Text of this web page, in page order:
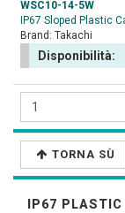
WSC10-14-5W
IP67 Sloped Plastic
Brand: Takachi
Disponibilità:
TORNA SÙ
IP67